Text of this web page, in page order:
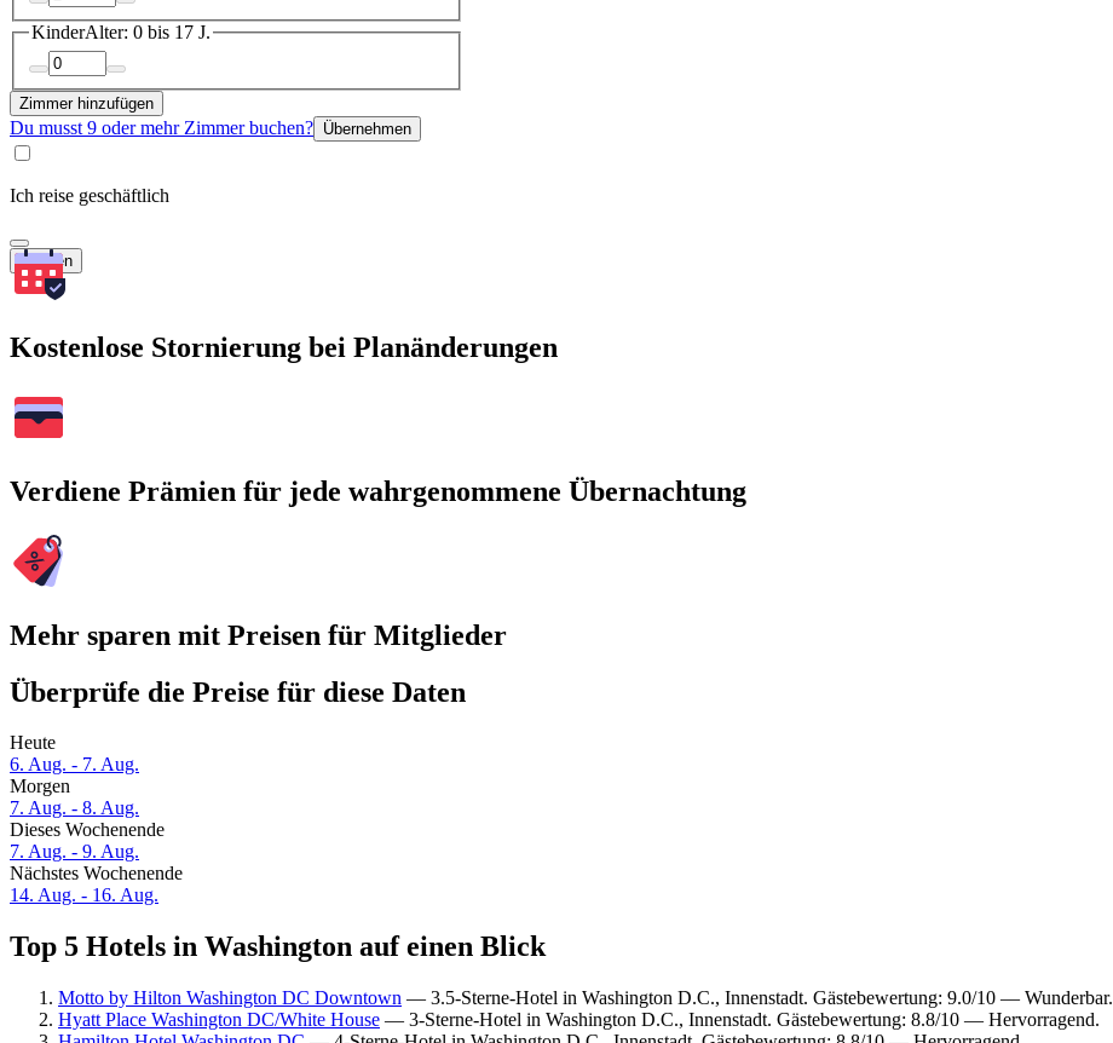
KinderAlter: 0 bis 17 J.
Zimmer hinzufügen
Du musst 9 oder mehr Zimmer buchen? Übernehmen
Ich reise geschäftlich
Suchen
Kostenlose Stornierung bei Planänderungen
Verdiene Prämien für jede wahrgenommene Übernachtung
Mehr sparen mit Preisen für Mitglieder
Überprüfe die Preise für diese Daten
Heute
6. Aug. - 7. Aug.
Morgen
7. Aug. - 8. Aug.
Dieses Wochenende
7. Aug. - 9. Aug.
Nächstes Wochenende
14. Aug. - 16. Aug.
Top 5 Hotels in Washington auf einen Blick
Motto by Hilton Washington DC Downtown — 3.5-Sterne-Hotel in Washington D.C., Innenstadt. Gästebewertung: 9.0/10 — Wunderbar.
Hyatt Place Washington DC/White House — 3-Sterne-Hotel in Washington D.C., Innenstadt. Gästebewertung: 8.8/10 — Hervorragend.